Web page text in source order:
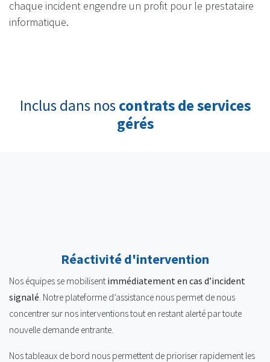
chaque incident engendre un profit pour le prestataire
informatique.
Inclus dans nos contrats de services
gérés
Réactivité d'intervention
Nos équipes se mobilisentimmédiatement en cas d’incident
signalé. Notre plateforme d’assistance nous permet de nous
concentrer sur nos interventions tout en restant alerté par toute
nouvelle demande entrante.
Nos tableaux de bord nous permettent de prioriser rapidement les